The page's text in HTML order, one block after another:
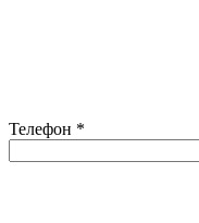
Телефон *